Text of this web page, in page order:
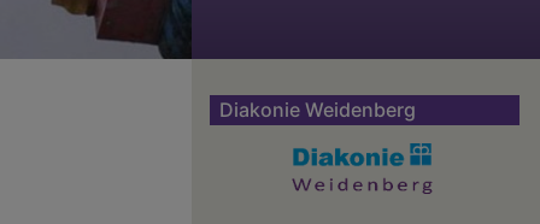
Diakonie Weidenberg